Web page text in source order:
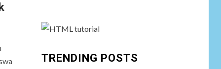
TRENDING POSTS
9
Laksanakan
Anjangsana Untuk